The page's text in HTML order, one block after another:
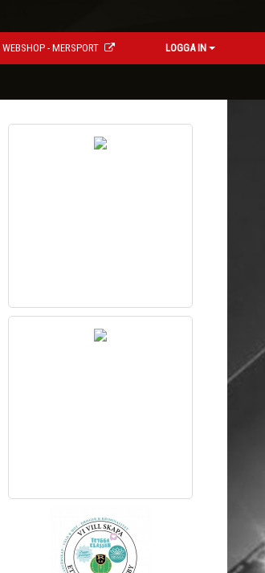
WEBSHOP - MERSPORT LOGGA IN